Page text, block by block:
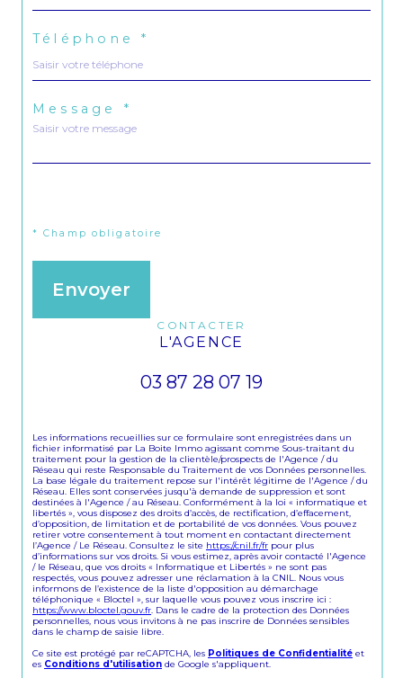
Téléphone *
Message *
* Champ obligatoire
Envoyer
CONTACTER
L'AGENCE
03 87 28 07 19
Les informations recueillies sur ce formulaire sont enregistrées dans un
fichier informatisé par La Boite Immo agissant comme Sous-traitant du
traitement pour la gestion de la clientèle/prospects de l'Agence / du
Réseau qui reste Responsable du Traitement de vos Données personnelles.
La base légale du traitement repose sur l'intérêt légitime de l'Agence / du
Réseau. Elles sont conservées jusqu'à demande de suppression et sont
destinées à l'Agence / au Réseau. Conformément à la loi « informatique et
libertés », vous disposez des droits d’accès, de rectification, d’effacement,
d’opposition, de limitation et de portabilité de vos données. Vous pouvez
retirer votre consentement à tout moment en contactant directement
l’Agence / Le Réseau. Consultez le site https://cnil.fr/fr pour plus
d’informations sur vos droits. Si vous estimez, après avoir contacté l'Agence
/ le Réseau, que vos droits « Informatique et Libertés » ne sont pas
respectés, vous pouvez adresser une réclamation à la CNIL. Nous vous
informons de l’existence de la liste d'opposition au démarchage
téléphonique « Bloctel », sur laquelle vous pouvez vous inscrire ici :
https://www.bloctel.gouv.fr . Dans le cadre de la protection des Données
personnelles, nous vous invitons à ne pas inscrire de Données sensibles
dans le champ de saisie libre.
Ce site est protégé par reCAPTCHA, les Politiques de Confidentialité et
es Conditions d'utilisation de Google s'appliquent.